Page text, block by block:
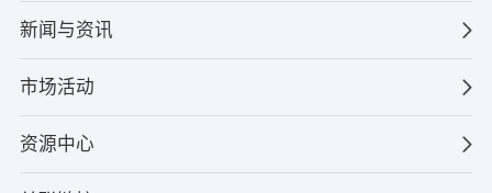
新闻与资讯
市场活动
资源中心